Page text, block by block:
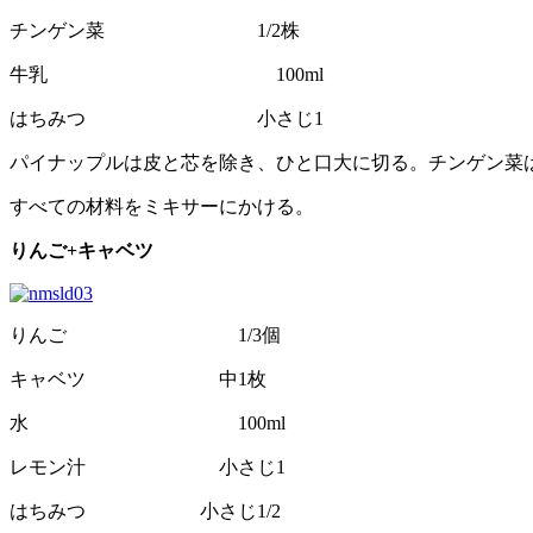
チンゲン菜 1/2株
牛乳 100ml
はちみつ 小さじ1
パイナップルは皮と芯を除き、ひと口大に切る。チンゲン菜
すべての材料をミキサーにかける。
りんご+キャベツ
りんご 1/3個
キャベツ 中1枚
水 100ml
レモン汁 小さじ1
はちみつ 小さじ1/2